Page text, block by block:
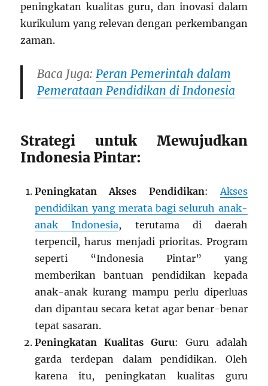
peningkatan kualitas guru, dan inovasi dalam
kurikulum yang relevan dengan perkembangan
zaman.
Baca Juga:Peran Pemerintah dalam
Pemerataan Pendidikan di Indonesia
Strategi untuk Mewujudkan
Indonesia Pintar:
Peningkatan Akses Pendidikan:Akses
pendidikan yang merata bagi seluruh anak-
anak Indonesia, terutama di daerah
terpencil, harus menjadi prioritas. Program
seperti “Indonesia Pintar” yang
memberikan bantuan pendidikan kepada
anak-anak kurang mampu perlu diperluas
dan dipantau secara ketat agar benar-benar
tepat sasaran.
Peningkatan Kualitas Guru: Guru adalah
garda terdepan dalam pendidikan. Oleh
karena itu, peningkatan kualitas guru